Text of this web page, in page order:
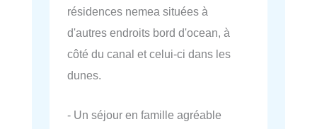
résidences nemea situées à
d'autres endroits bord d'ocean, à
côté du canal et celui-ci dans les
dunes.
- Un séjour en famille agréable